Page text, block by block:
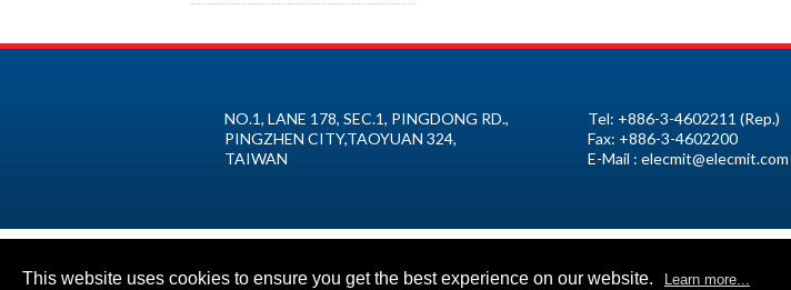
NO.1, LANE 178, SEC.1, PINGDONG RD.,
PINGZHEN CITY,TAOYUAN 324,
TAIWAN
Tel: +886-3-4602211 (Rep.)
Fax: +886-3-4602200
E-Mail : elecmit@elecmit.com
This website uses cookies to ensure you get the best experience on our website. Learn more...